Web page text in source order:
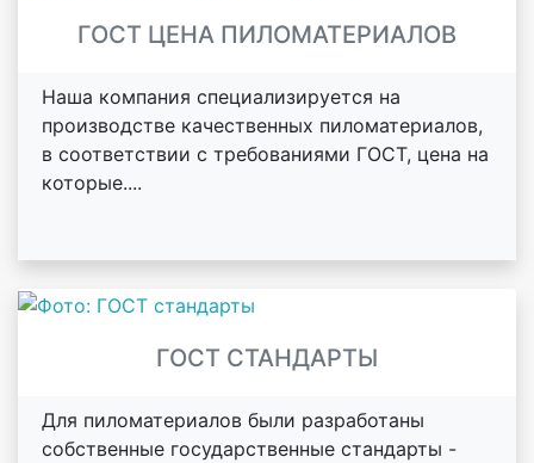
ГОСТ ЦЕНА ПИЛОМАТЕРИАЛОВ
Наша компания специализируется на
производстве качественных пиломатериалов,
в соответствии с требованиями ГОСТ, цена на
которые....
ГОСТ СТАНДАРТЫ
Для пиломатериалов были разработаны
собственные государственные стандарты -